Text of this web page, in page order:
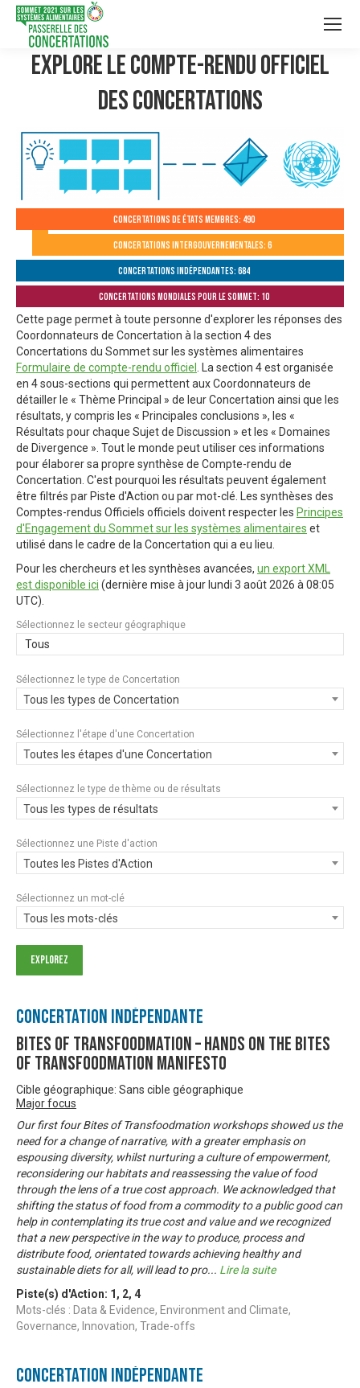
Explore le compte-rendu officiel
des Concertations
Concertations de États membres: 490
Concertations intergouvernementales: 6
Concertations indépendantes: 684
Concertations mondiales pour le Sommet: 10
Cette page permet à toute personne d'explorer les réponses des
Coordonnateurs de Concertation à la section 4 des
Concertations du Sommet sur les systèmes alimentaires
Formulaire de compte-rendu officiel
. La section 4 est organisée
en 4 sous-sections qui permettent aux Coordonnateurs de
détailler le « Thème Principal » de leur Concertation ainsi que les
résultats, y compris les « Principales conclusions », les «
Résultats pour chaque Sujet de Discussion » et les « Domaines
de Divergence ». Tout le monde peut utiliser ces informations
pour élaborer sa propre synthèse de Compte-rendu de
Concertation. C'est pourquoi les résultats peuvent également
être filtrés par Piste d'Action ou par mot-clé. Les synthèses des
Comptes-rendus Officiels officiels doivent respecter les Principes
d'Engagement du Sommet sur les systèmes alimentaires et
utilisé dans le cadre de la Concertation qui a eu lieu.
Pour les chercheurs et les synthèses avancées, un export XML
est disponible ici (dernière mise à jour lundi 3 août 2026 à 08:05
UTC).
Sélectionnez le secteur géographique
Tous
Sélectionnez le type de Concertation
Tous les types de Concertation
Sélectionnez l'étape d'une Concertation
Toutes les étapes d'une Concertation
Sélectionnez le type de thème ou de résultats
Tous les types de résultats
Sélectionnez une Piste d'action
Toutes les Pistes d'Action
Sélectionnez un mot-clé
Tous les mots-clés
Concertation Indépendante
Bites of Transfoodmation – Hands on the Bites
of Transfoodmation Manifesto
Cible géographique: Sans cible géographique
Major focus
Our first four Bites of Transfoodmation workshops showed us the
need for a change of narrative, with a greater emphasis on
espousing diversity, whilst nurturing a culture of empowerment,
reconsidering our habitats and reassessing the value of food
through the lens of a true cost approach. We acknowledged that
shifting the status of food from a commodity to a public good can
help in contemplating its true cost and value and we recognized
that a new perspective in the way to produce, process and
distribute food, orientated towards achieving healthy and
sustainable diets for all, will lead to pro... Lire la suite
Piste(s) d'Action: 1 , 2, 4
Mots-clés : Data & Evidence, Environment and Climate,
Governance, Innovation, Trade-offs
Concertation Indépendante